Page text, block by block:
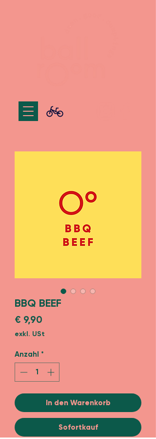
BBQ BEEF
€ 9,90
exkl. USt
Anzahl *
In den Warenkorb
Sofortkauf